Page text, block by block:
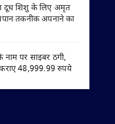
दूध शिशु के लिए अमृत
तकनीक अपनाने का
नाम पर साइबर ठगी,
48,999.99 रुपये